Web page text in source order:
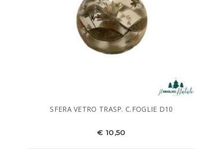
SFERA VETRO TRASP. C.FOGLIE D10
€ 10,50